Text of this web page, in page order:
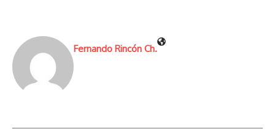
Fernando Rincón Ch.